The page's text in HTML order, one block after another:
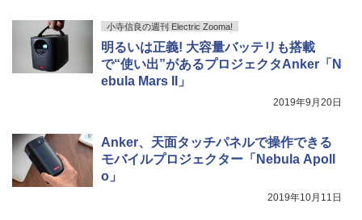
小寺信良の週刊 Electric Zooma!
明るいは正義! 大容量バッテリも搭載
で“使い出”があるプロジェクタAnker「N
ebula Mars II」
2019年9月20日
Anker、天面タッチパネルで操作できる
モバイルプロジェクター「Nebula Apoll
o」
2019年10月11日